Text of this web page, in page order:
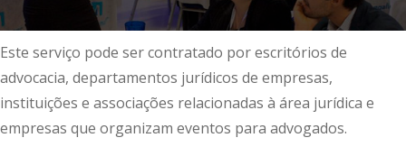
Este serviço pode ser contratado por escritórios de
advocacia, departamentos jurídicos de empresas,
instituições e associações relacionadas à área jurídica e
empresas que organizam eventos para advogados.